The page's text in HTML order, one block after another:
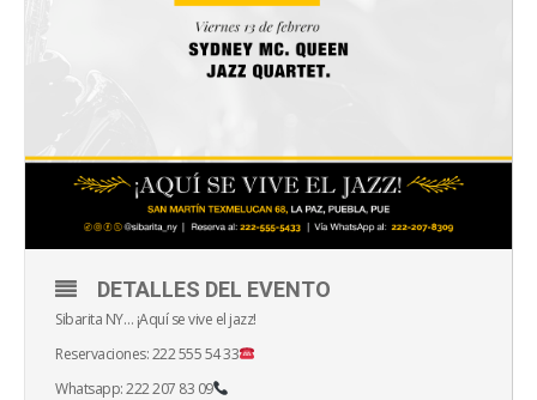
DETALLES DEL EVENTO
Sibarita NY… ¡Aquí se vive el jazz!
Reservaciones: 222 555 54 33
Whatsapp: 222 207 83 09